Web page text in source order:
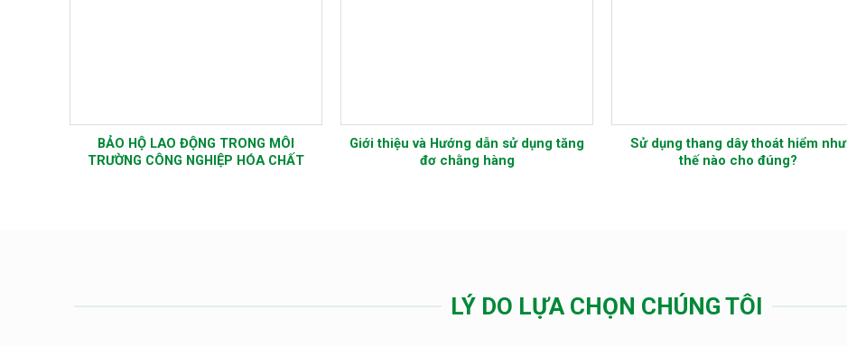
BẢO HỘ LAO ĐỘNG TRONG MÔI
TRƯỜNG CÔNG NGHIỆP HÓA CHẤT
Giới thiệu và Hướng dẫn sử dụng tăng
đơ chằng hàng
Sử dụng thang dây thoát hiểm như
thế nào cho đúng?
LÝ DO LỰA CHỌN CHÚNG TÔI